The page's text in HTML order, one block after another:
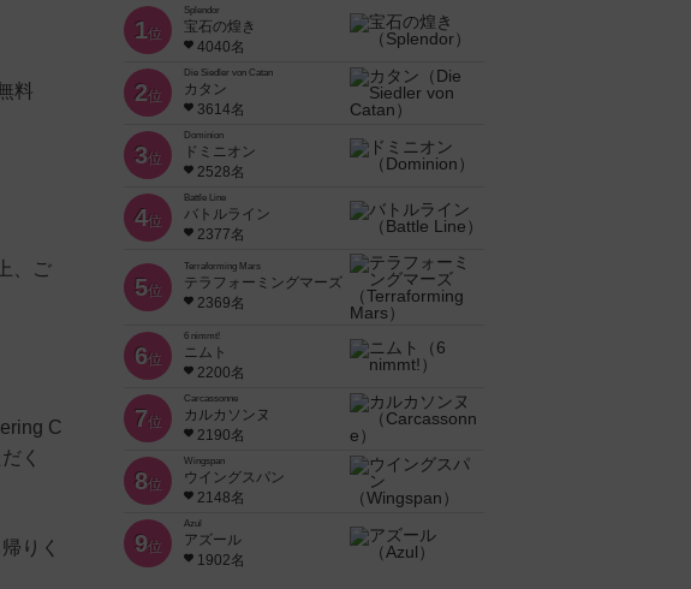
料
、ご
C
く
りく
1位
Splendor
宝石の煌き
4040名
2位
Die Siedler von Catan
カタン
3614名
3位
Dominion
ドミニオン
2528名
4位
Battle Line
バトルライン
2377名
5位
Terraforming Mars
テラフォーミングマーズ
2369名
6位
6 nimmt!
ニムト
2200名
7位
Carcassonne
カルカソンヌ
2190名
8位
Wingspan
ウイングスパン
2148名
9位
Azul
アズール
1902名